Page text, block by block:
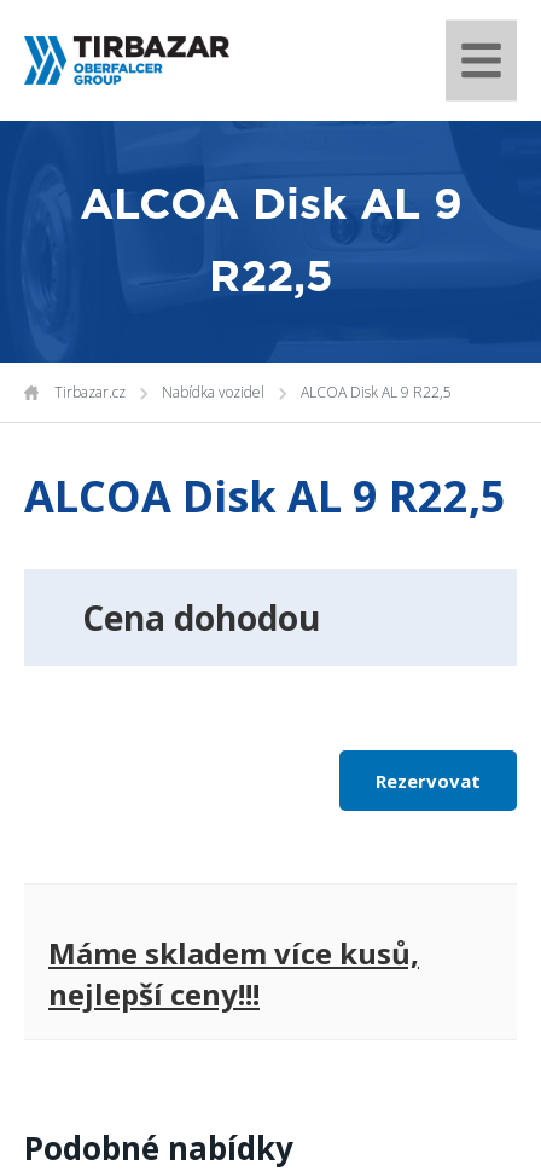
ALCOA Disk AL 9
R22,5
Tirbazar.cz Nabídka vozidel ALCOA Disk AL 9 R22,5
ALCOA Disk AL 9 R22,5
Cena dohodou
Rezervovat
Máme skladem více kusů,
nejlepší ceny!!!
Podobné nabídky